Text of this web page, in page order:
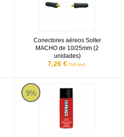
Conectores aéreos Solter
MACHO de 10/25mm (2
unidades)
7,26 € IVA incl.
Solter de 12/24V
9%
Spray antiproyecciones